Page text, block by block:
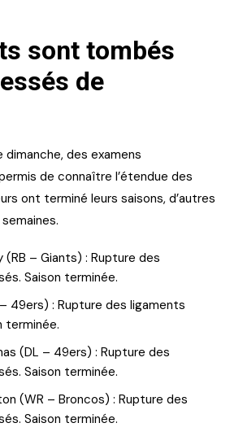
sont tombés
de
dimanche, des examens
de connaître l’étendue des
ont terminé leurs saisons, d’autres
(RB – Giants) : Rupture des
Saison terminée.
49ers) : Rupture des ligaments
terminée.
(DL – 49ers) : Rupture des
Saison terminée.
(WR – Broncos) : Rupture des
Saison terminée.